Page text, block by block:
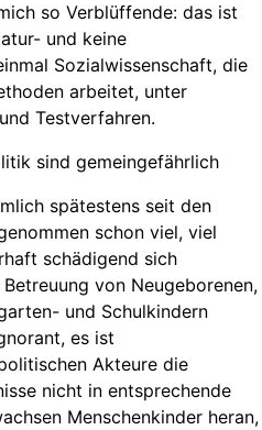
so Verblüffende: das ist
und keine
Sozialwissenschaft, die
arbeitet, unter
Testverfahren.
sind gemeingefährlich
spätestens seit den
schon viel, viel
schädigend sich
von Neugeborenen,
und Schulkindern
es ist
Akteure die
nicht in entsprechende
Menschenkinder heran,